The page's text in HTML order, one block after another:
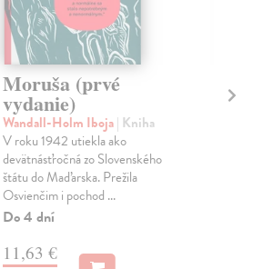
Moruša (prvé
vydanie)
Wandall-Holm Iboja| Kniha
V roku 1942 utiekla ako
devätnásťročná zo Slovenského
štátu do Maďarska. Prežila
Osvienčim i pochod ...
Do 4 dní
11,63 €